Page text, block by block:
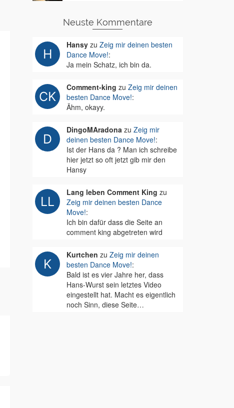
Neuste Kommentare
Hansyzu Zeig mir deinen besten
Dance Move!:
Ja mein Schatz, ich bin da.
Comment-king zu Zeig mir deinen
besten Dance Move!:
Ähm, okayy.
DingoMAradonazu Zeig mir
deinen besten Dance Move!:
Ist der Hans da ? Man ich schreibe
hier jetzt so oft jetzt gib mir den
Hansy
Lang leben Comment King zu
Zeig mir deinen besten Dance
Move!:
Ich bin dafür dass die Seite an
comment king abgetreten wird
Kurtchen zu Zeig mir deinen
besten Dance Move!:
Bald ist es vier Jahre her, dass
Hans-Wurst sein letztes Video
eingestellt hat. Macht es eigentlich
noch Sinn, diese Seite…